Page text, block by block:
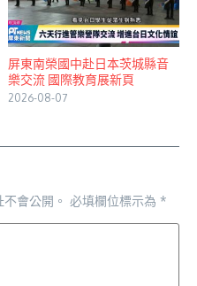
屏東南榮國中赴日本茨城縣音
樂交流 國際教育展新頁
2026-08-07
會公開。 必填欄位標示為 *